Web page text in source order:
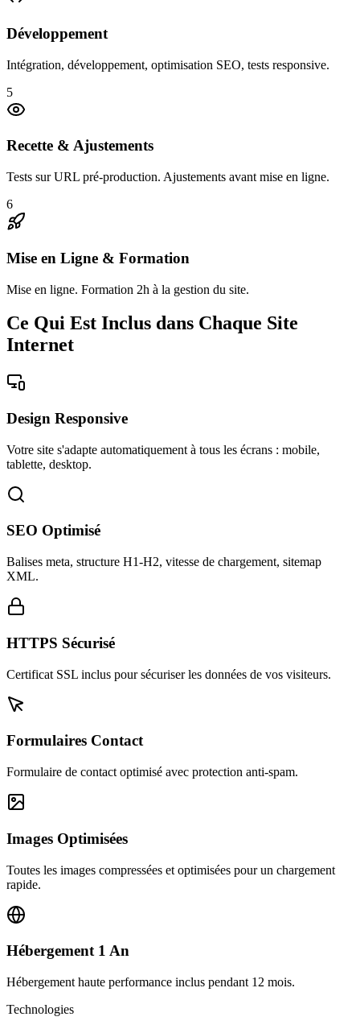
Développement
Intégration, développement, optimisation SEO, tests responsive.
5
Recette & Ajustements
Tests sur URL pré-production. Ajustements avant mise en ligne.
6
Mise en Ligne & Formation
Mise en ligne. Formation 2h à la gestion du site.
Ce Qui Est Inclus dans Chaque Site
Internet
Design Responsive
Votre site s'adapte automatiquement à tous les écrans : mobile,
tablette, desktop.
SEO Optimisé
Balises meta, structure H1-H2, vitesse de chargement, sitemap
XML.
HTTPS Sécurisé
Certificat SSL inclus pour sécuriser les données de vos visiteurs.
Formulaires Contact
Formulaire de contact optimisé avec protection anti-spam.
Images Optimisées
Toutes les images compressées et optimisées pour un chargement
rapide.
Hébergement 1 An
Hébergement haute performance inclus pendant 12 mois.
Technologies